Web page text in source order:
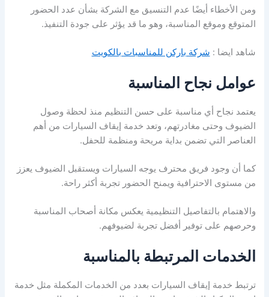
ومن الأخطاء أيضًا عدم التنسيق مع الشركة بشأن عدد الحضور
المتوقع وموقع المناسبة، وهو ما قد يؤثر على جودة التنفيذ.
شاهد ايضا : شركة باركن للمناسبات بالكويت
عوامل نجاح المناسبة
يعتمد نجاح أي مناسبة على حسن التنظيم منذ لحظة وصول
الضيوف وحتى مغادرتهم، وتعد خدمة إيقاف السيارات من أهم
العناصر التي تضمن بداية مريحة ومنظمة للحفل.
كما أن وجود فريق محترف يوجه السيارات ويستقبل الضيوف يعزز
من مستوى الاحترافية ويمنح الحضور تجربة أكثر راحة.
والاهتمام بالتفاصيل التنظيمية يعكس مكانة أصحاب المناسبة
وحرصهم على توفير أفضل تجربة لضيوفهم.
الخدمات المرتبطة بالمناسبة
ترتبط خدمة إيقاف السيارات بعدد من الخدمات المكملة مثل خدمة